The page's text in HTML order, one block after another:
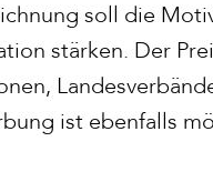
soll die
stärken. Der
ist ebenfalls